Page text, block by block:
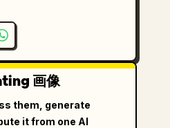
画像
them, generate
it from one AI